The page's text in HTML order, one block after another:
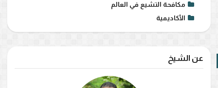
مكافحة التشيع في العالم
الأكاديمية
عن الشيخ